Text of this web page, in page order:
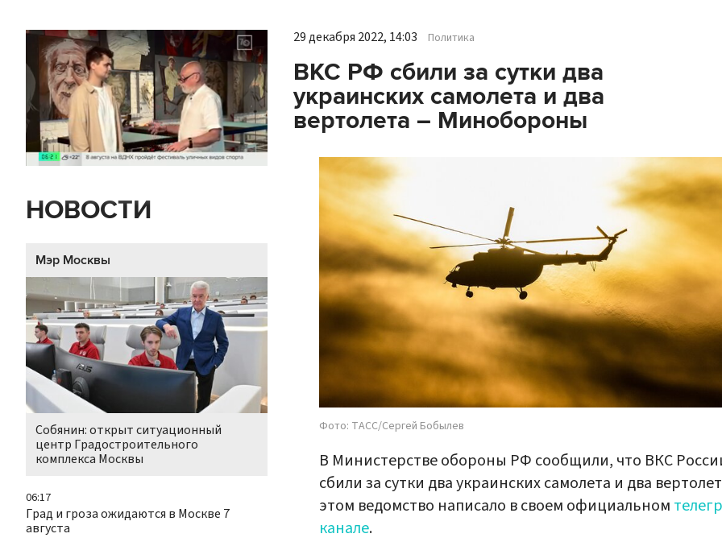
НОВОСТИ
Мэр Москвы
Собянин: открыт ситуационный
центр Градостроительного
комплекса Москвы
06:17
Град и гроза ожидаются в Москве 7
августа
29 декабря 2022, 14:03 Политика
ВКС РФ сбили за сутки два
украинских самолета и два
вертолета – Минобороны
Фото: ТАСС/Сергей Бобылев
В Министерстве обороны РФ сообщили, что ВКС
сбили за сутки два украинских самолета и два
этом ведомство написало в своем официальном
канале.